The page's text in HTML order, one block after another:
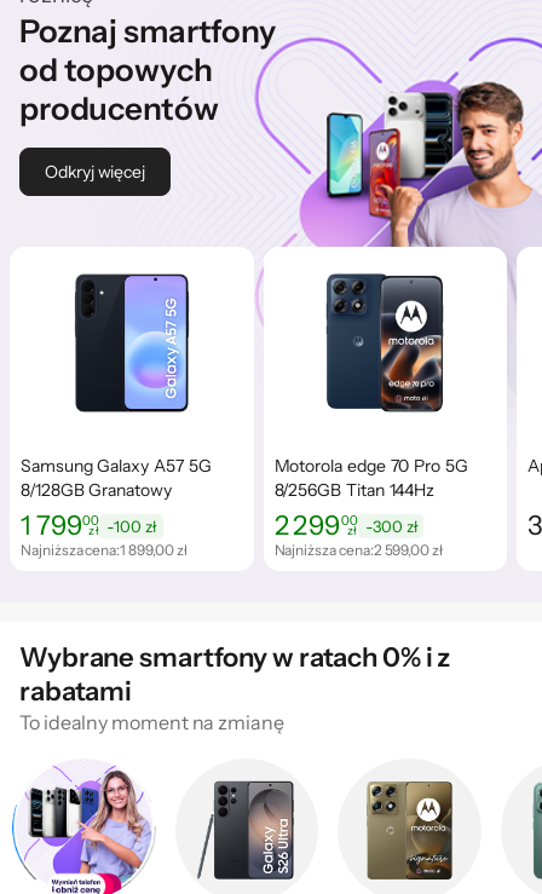
Poznaj smartfony
od topowych
producentów
Odkryj więcej
Samsung Galaxy A57 5G
8/128GB Granatowy
Cena: 1 799,00 zł
Najniższa cena z ostatnich 30 dni: 1 899,00 zł
1 79900
zł -100 zł
Najniższa cena:1 899,00 zł
Motorola edge 70 Pro 5G
8/256GB Titan 144Hz
Cena: 2 299,00 zł
Najniższa cena z ostatnich 30 dni:
2 29900
zł -300 zł
Najniższa cena:2 599,00 zł
Wybrane smartfony w ratach 0% i z
rabatami
To idealny moment na zmianę